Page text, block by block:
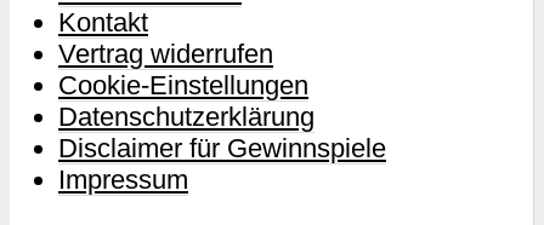
Kontakt
Vertrag widerrufen
Cookie-Einstellungen
Datenschutzerklärung
Disclaimer für Gewinnspiele
Impressum